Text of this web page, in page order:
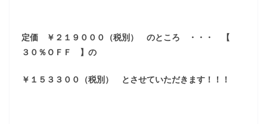
定価 ￥２１９０００（税別） のところ ・・・ 【
３０％ＯＦＦ 】の
￥１５３３００（税別） とさせていただきます！！！